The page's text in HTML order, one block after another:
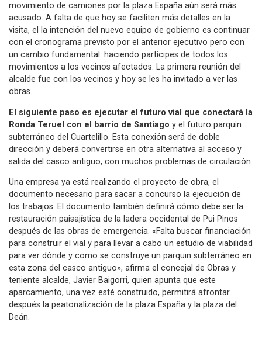
movimiento de camiones por la plaza España aún será más
acusado. A falta de que hoy se faciliten más detalles en la
visita, el la intención del nuevo equipo de gobierno es continuar
con el cronograma previsto por el anterior ejecutivo pero con
un cambio fundamental: haciendo partícipes de todos los
movimientos a los vecinos afectados. La primera reunión del
alcalde fue con los vecinos y hoy se les ha invitado a ver las
obras.
El siguiente paso es ejecutar el futuro vial que conectará la
Ronda Teruel con el barrio de Santiago y el futuro parquin
subterráneo del Cuartelillo. Esta conexión será de doble
dirección y deberá convertirse en otra alternativa al acceso y
salida del casco antiguo, con muchos problemas de circulación.
Una empresa ya está realizando el proyecto de obra, el
documento necesario para sacar a concurso la ejecución de
los trabajos. El documento también definirá cómo debe ser la
restauración paisajística de la ladera occidental de Pui Pinos
después de las obras de emergencia. «Falta buscar financiación
para construir el vial y para llevar a cabo un estudio de viabilidad
para ver dónde y como se construye un parquin subterráneo en
esta zona del casco antiguo», afirma el concejal de Obras y
teniente alcalde, Javier Baigorri, quien apunta que este
aparcamiento, una vez esté construido, permitirá afrontar
después la peatonalización de la plaza España y la plaza del
Deán.